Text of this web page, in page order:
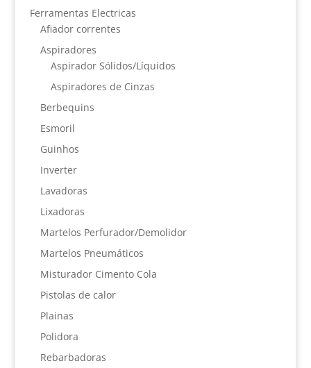
Ferramentas Electricas
Afiador correntes
Aspiradores
Aspirador Sólidos/Líquidos
Aspiradores de Cinzas
Berbequins
Esmoril
Guinhos
Inverter
Lavadoras
Lixadoras
Martelos Perfurador/Demolidor
Martelos Pneumáticos
Misturador Cimento Cola
Pistolas de calor
Plainas
Polidora
Rebarbadoras